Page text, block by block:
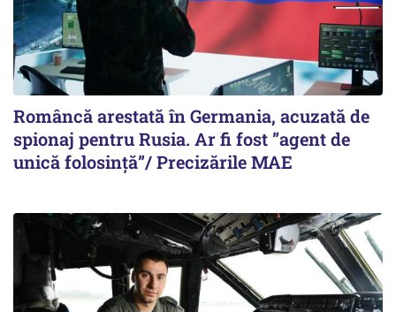
Româncă arestată în Germania, acuzată de
spionaj pentru Rusia. Ar fi fost ”agent de
unică folosință”/ Precizările MAE